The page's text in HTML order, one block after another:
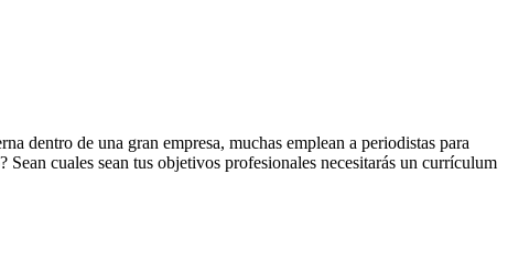
dentro de una gran empresa, muchas emplean a periodistas para
cuales sean tus objetivos profesionales necesitarás un currículum